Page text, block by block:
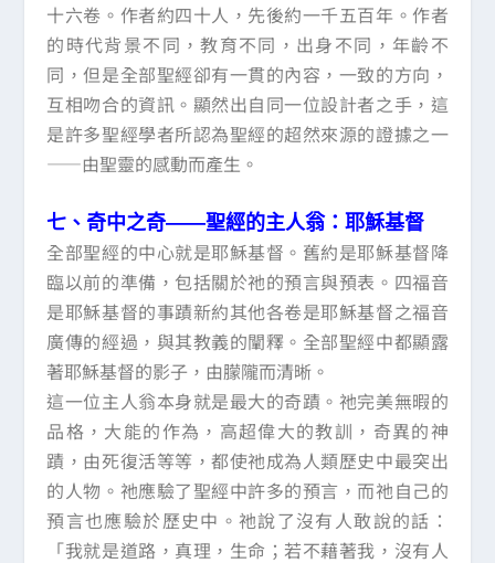
十六卷。作者約四十人，先後約一千五百年。作者
的時代背景不同，教育不同，出身不同，年齡不
同，但是全部聖經卻有一貫的內容，一致的方向，
互相吻合的資訊。顯然出自同一位設計者之手，這
是許多聖經學者所認為聖經的超然來源的證據之一
——由聖靈的感動而產生。
七、奇中之奇——聖經的主人翁：耶穌基督
全部聖經的中心就是耶穌基督。舊約是耶穌基督降
臨以前的準備，包括關於祂的預言與預表。四福音
是耶穌基督的事蹟新約其他各卷是耶穌基督之福音
廣傳的經過，與其教義的闡釋。全部聖經中都顯露
著耶穌基督的影子，由朦隴而清晰。
這一位主人翁本身就是最大的奇蹟。祂完美無暇的
品格，大能的作為，高超偉大的教訓，奇異的神
蹟，由死復活等等，都使祂成為人類歷史中最突出
的人物。祂應驗了聖經中許多的預言，而祂自己的
預言也應驗於歷史中。祂說了沒有人敢說的話：
「我就是道路，真理，生命；若不藉著我，沒有人